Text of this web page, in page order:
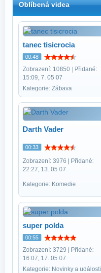
Oblíbená videa
tanec tisicrocia
00:48
Zobrazení: 10850 | Přidané:
15:09, 7. 05 07
Kategorie: Zábava
Darth Vader
00:33
Zobrazení: 3976 | Přidané:
22:27, 13. 05 07
Kategorie: Komedie
super polda
00:55
Zobrazení: 3729 | Přidané:
16:07, 17. 05 07
Kategorie: Novinky a události